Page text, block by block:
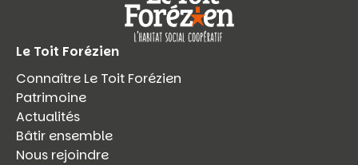
Le Toit Forézien
Connaître Le Toit Forézien
Patrimoine
Actualités
Bâtir ensemble
Nous rejoindre